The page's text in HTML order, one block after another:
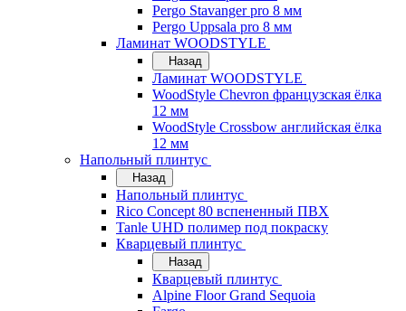
Pergo Stavanger pro 8 мм
Pergo Uppsala pro 8 мм
Ламинат WOODSTYLE
Назад
Ламинат WOODSTYLE
WoodStyle Chevron французская ёлка
12 мм
WoodStyle Crossbow английская ёлка
12 мм
Напольный плинтус
Назад
Напольный плинтус
Rico Concept 80 вспененный ПВХ
Tanle UHD полимер под покраску
Кварцевый плинтус
Назад
Кварцевый плинтус
Alpine Floor Grand Sequoia